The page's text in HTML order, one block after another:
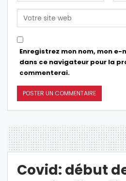
Enregistrez mon nom, mon e-
dans ce navigateur pour la
commenterai.
Covid: début